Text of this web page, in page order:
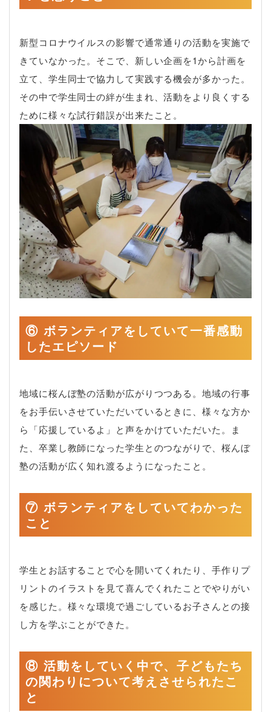
新型コロナウイルスの影響で通常通りの活動を実施で
きていなかった。そこで、新しい企画を1から計画を
立て、学生同士で協力して実践する機会が多かった。
その中で学生同士の絆が生まれ、活動をより良くする
ために様々な試行錯誤が出来たこと。
⑥ ボランティアをしていて一番感動
したエピソード
地域に桜んぼ塾の活動が広がりつつある。地域の行事
をお手伝いさせていただいているときに、様々な方か
ら「応援しているよ」と声をかけていただいた。ま
た、卒業し教師になった学生とのつながりで、桜んぼ
塾の活動が広く知れ渡るようになったこと。
⑦ ボランティアをしていてわかった
こと
学生とお話することで心を開いてくれたり、手作りプ
リントのイラストを見て喜んでくれたことでやりがい
を感じた。様々な環境で過ごしているお子さんとの接
し方を学ぶことができた。
⑧ 活動をしていく中で、子どもたち
の関わりについて考えさせられたこ
と